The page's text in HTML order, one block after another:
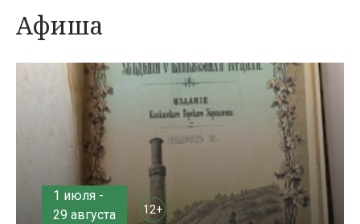
Афиша
1 июля -
29 августа
12+